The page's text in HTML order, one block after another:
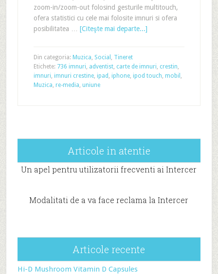
zoom-in/zoom-out folosind gesturile multitouch,
ofera statistici cu cele mai folosite imnuri si ofera
posibilitatea … [Citeşte mai departe...]
Din categoria: Muzica, Social , Tineret
Etichete: 736 imnuri, adventist, carte de imnuri, crestin,
imnuri, imnuri crestine, ipad , iphone, ipod touch, mobil ,
Muzica, re-media, uniune
Articole in atentie
Un apel pentru utilizatorii frecventi ai Intercer
Modalitati de a va face reclama la Intercer
Articole recente
Hi-D Mushroom Vitamin D Capsules